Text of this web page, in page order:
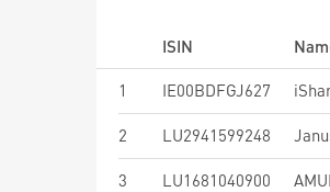
ISIN
1
IE00BDFGJ627
2 LU2941599248
3 LU1681040900